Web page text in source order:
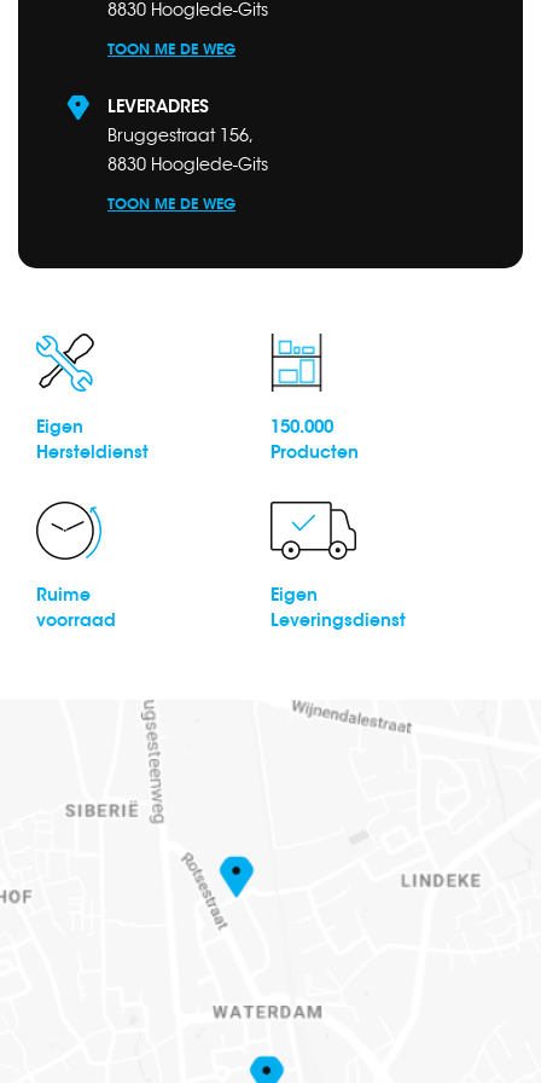
8830 Hooglede-Gits
TOON ME DE WEG
LEVERADRES
Bruggestraat 156,
8830 Hooglede-Gits
TOON ME DE WEG
Eigen
Hersteldienst
150.000
Producten
Ruime
voorraad
Eigen
Leveringsdienst